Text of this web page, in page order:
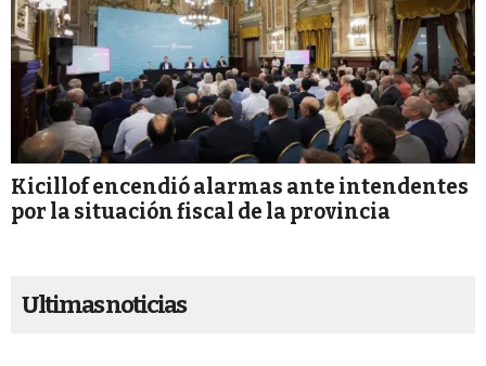
Kicillof encendió alarmas ante intendentes
por la situación fiscal de la provincia
Ultimas noticias